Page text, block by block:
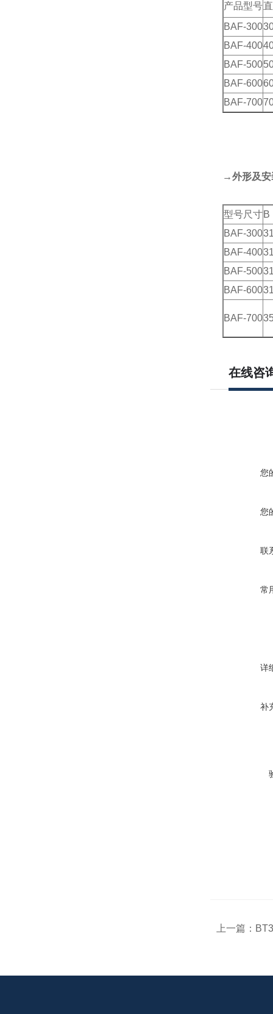
产品型号
BAF-300
BAF-400
BAF-500
BAF-600
BAF-700
→外形及安
型号尺寸 B
BAF-300
BAF-400
BAF-500
BAF-600
BAF-700
在线咨
您
您
联
常
详
补
上一篇：